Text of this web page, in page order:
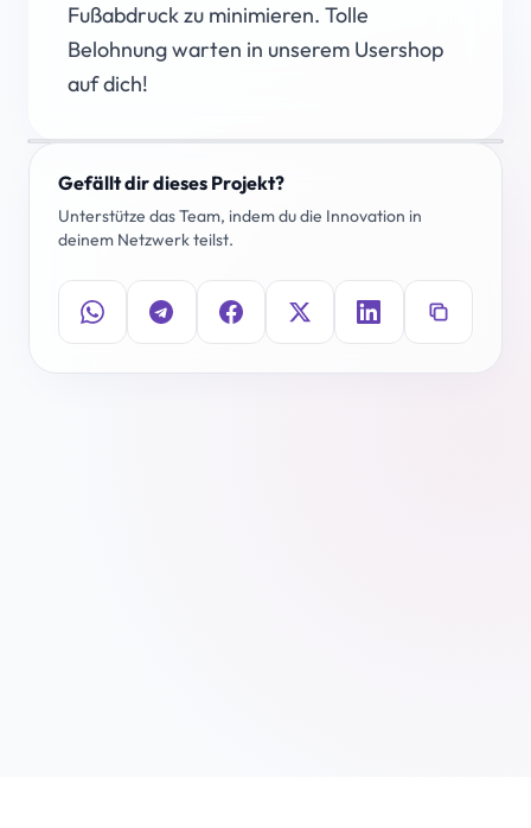
Fußabdruck zu minimieren. Tolle
Belohnung warten in unserem Usershop
auf dich!
Gefällt dir dieses Projekt?
Unterstütze das Team, indem du die Innovation in
deinem Netzwerk teilst.